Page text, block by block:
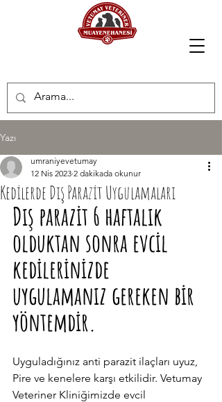
Yazı
Kedilerde Dış Parazit Uygulamaları
umraniyevetumay
12 Nis 2023 2 dakikada okunur
Dış parazit 6 haftalık
olduktan sonra evcil
kedilerinizde
uygulamanız gereken bir
yöntemdir.
Uyguladığınız anti parazit ilaçları uyuz,
Pire ve kenelere karşı etkilidir. Vetumay
Veteriner Kliniğimizde evcil